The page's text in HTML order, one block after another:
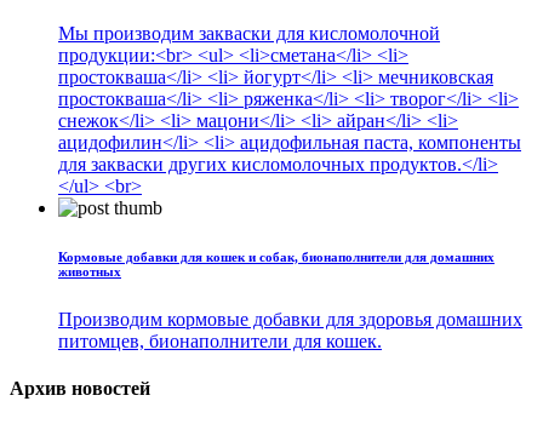
Мы производим закваски для кисломолочной
продукции:<br> <ul> <li>сметана</li> <li>
простокваша</li> <li> йогурт</li> <li> мечниковская
простокваша</li> <li> ряженка</li> <li> творог</li> <li>
снежок</li> <li> мацони</li> <li> айран</li> <li>
ацидофилин</li> <li> ацидофильная паста, компоненты
для закваски других кисломолочных продуктов.</li>
</ul> <br>
Кормовые добавки для кошек и собак, бионаполнители для домашних
животных
Производим кормовые добавки для здоровья домашних
питомцев, бионаполнители для кошек.
Архив новостей